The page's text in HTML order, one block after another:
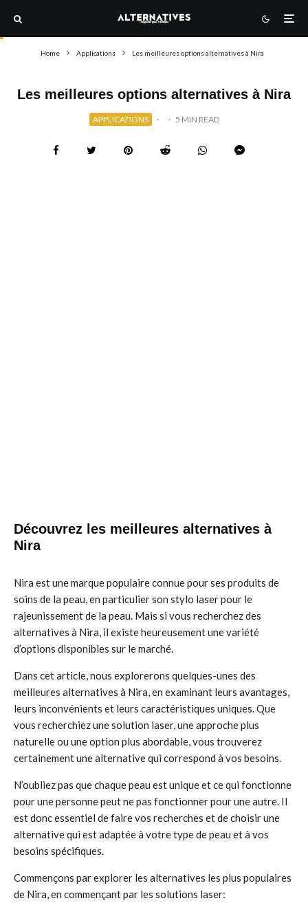
Home Applications Les meilleures options alternatives à Nira
Les meilleures options alternatives à Nira
APPLICATIONS · · 5 MIN READ
Découvrez les meilleures alternatives à
Nira
Nira est une marque populaire connue pour ses produits de
soins de la peau, en particulier son stylo laser pour le
rajeunissement de la peau. Mais si vous recherchez des
alternatives à Nira, il existe heureusement une variété
d’options disponibles sur le marché.
Dans cet article, nous explorerons quelques-unes des
meilleures alternatives à Nira, en examinant leurs avantages,
leurs inconvénients et leurs caractéristiques uniques. Que
vous recherchiez une solution laser, une approche plus
naturelle ou une option plus abordable, vous trouverez
certainement une alternative qui correspond à vos besoins.
N’oubliez pas que chaque peau est unique et ce qui fonctionne
pour une personne peut ne pas fonctionner pour une autre. Il
est donc essentiel de faire vos recherches et de choisir une
alternative qui est adaptée à votre type de peau et à vos
besoins spécifiques.
Commençons par explorer les alternatives les plus populaires
de Nira, en commençant par les solutions laser: